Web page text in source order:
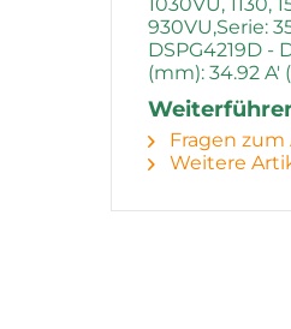
930VU,Serie:
DSPG4219D -
(mm): 34.92 A'
Fragen zum
Weitere